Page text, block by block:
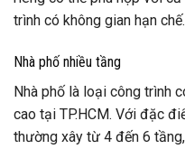
trình có không gian hạn chế.
Nhà phố nhiều tầng
Nhà phố là loại công trình
cao tại TP.HCM. Với đặc
thường xây từ 4 đến 6